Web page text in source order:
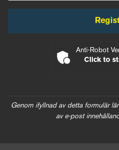
Anti-Robot
Click to
Genom ifyllnad av detta formulär
av e-post